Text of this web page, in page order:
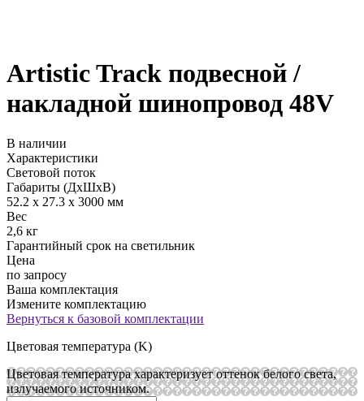
Artistic Track подвесной /
накладной шинопровод 48V
В наличии
Характеристики
Световой поток
Габариты (ДхШхВ)
52.2 х 27.3 х 3000 мм
Вес
2,6 кг
Гарантийный срок на светильник
Цена
по запросу
Ваша комплектация
Измените комплектацию
Вернуться к базовой комплектации
Цветовая температура (K)
Цветовая температура характеризует оттенок белого света,
излучаемого источником.